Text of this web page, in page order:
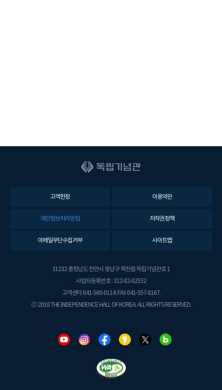
고객헌장 이용약관
개인정보처리방침 저작권정책
이메일무단수집거부 사이트맵
31232 충청남도 천안시 동남구 목천읍 독립기념관로 1
사업자등록번호 : 312-82-02552
고객센터 041-560-0114. FAX 041-557-8167.
ⓒ 2018 THE INDEPENDENCE HALL OF KOREA. ALL RIGHTS RESERVED.